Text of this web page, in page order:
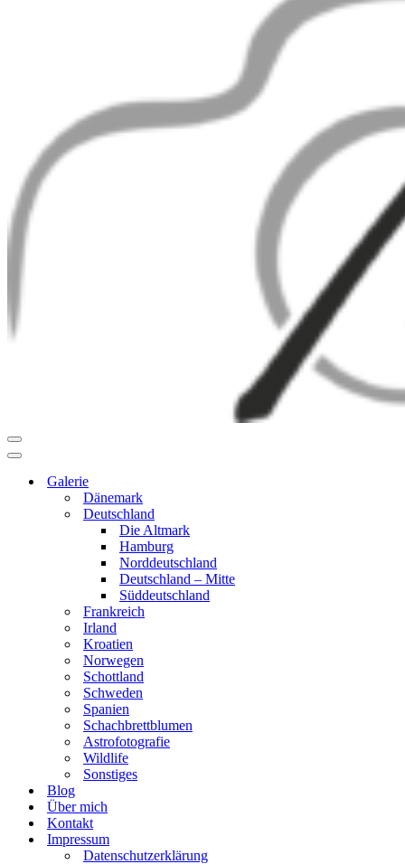
Navigationsmenü
Navigationsmenü
Galerie
Dänemark
Deutschland
Die Altmark
Hamburg
Norddeutschland
Deutschland – Mitte
Süddeutschland
Frankreich
Irland
Kroatien
Norwegen
Schottland
Schweden
Spanien
Schachbrettblumen
Astrofotografie
Wildlife
Sonstiges
Blog
Über mich
Kontakt
Impressum
Datenschutzerklärung